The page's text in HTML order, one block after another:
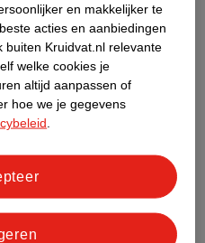
te blijven voor de Kruidvat
en makkelijker te
acties en aanbiedingen
buiten Kruidvat.nl relevante
welke cookies je
altijd aanpassen of
hoe we je gegevens